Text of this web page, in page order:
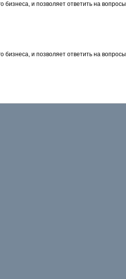
и позволяет ответить на вопросы
и позволяет ответить на вопросы